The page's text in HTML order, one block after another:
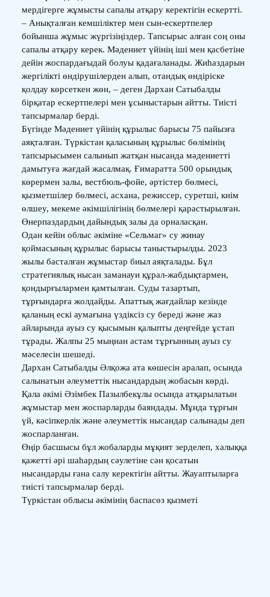
мердігерге жұмысты сапалы атқару керектігін ескертті.
– Анықталған кемшіліктер мен сын-ескертпелер
бойынша жұмыс жүргізіңіздер. Тапсырыс алған соң оны
сапалы атқару керек. Мәдениет үйінің іші мен қасбетіне
дейін жоспардағыдай болуы қадағаланады. Жиһаздарын
жергілікті өндірушілерден алып, отандық өндіріске
қолдау көрсеткен жөн, – деген Дархан Сатыбалды
бірқатар ескертпелері мен ұсыныстарын айтты. Тиісті
тапсырмалар берді.
Бүгінде Мәдениет үйінің құрылыс барысы 75 пайызға
аяқталған. Түркістан қаласының құрылыс бөлімінің
тапсырысымен салынып жатқан нысанда мәдениетті
дамытуға жағдай жасалмақ. Ғимаратта 500 орындық
көрермен залы, вестбюль-фойе, әртістер бөлмесі,
қызметшілер бөлмесі, асхана, режиссер, суретші, киім
өлшеу, мекеме әкімшілігінің бөлмелері қарастырылған.
Өнерпаздардың дайындық залы да орналасқан.
Одан кейін облыс әкіміне «Сельмаг» су жинау
қоймасының құрылыс барысы таныстырылды. 2023
жылы басталған жұмыстар биыл аяқталады. Бұл
стратегиялық нысан заманауи құрал-жабдықтармен,
қондырғылармен қамтылған. Суды тазартып,
тұрғындарға жолдайды. Апаттық жағдайлар кезінде
қаланың ескі аумағына үздіксіз су береді және жаз
айларында ауыз су қысымын қалыпты деңгейде ұстап
тұрады. Жалпы 25 мыңнан астам тұрғынның ауыз су
мәселесін шешеді.
Дархан Сатыбалды Әлқожа ата көшесін аралап, осында
салынатын әлеуметтік нысандардың жобасын көрді.
Қала әкімі Әзімбек Пазылбекұлы осында атқарылатын
жұмыстар мен жоспарларды баяндады. Мұнда тұрғын
үй, кәсіпкерлік және әлеуметтік нысандар салынады деп
жоспарланған.
Өңір басшысы бұл жобаларды мұқият зерделеп, халыққа
қажетті әрі шаһардың сәулетіне сән қосатын
нысандарды ғана салу керектігін айтты. Жауаптыларға
тиісті тапсырмалар берді.
Түркістан облысы әкімінің баспасөз қызметі